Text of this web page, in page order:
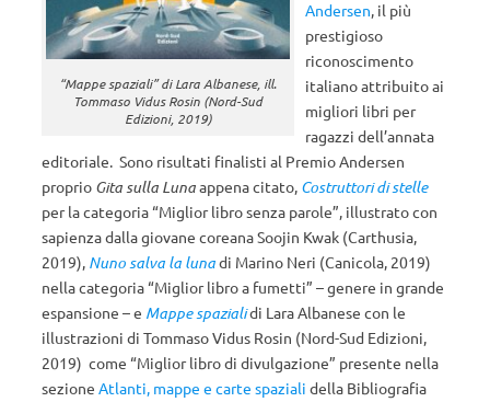
“Mappe spaziali” di Lara Albanese, ill.
Tommaso Vidus Rosin (Nord-Sud
Edizioni, 2019)
Andersen, il più
prestigioso
riconoscimento
italiano attribuito ai
migliori libri per
ragazzi dell’annata
editoriale. Sono risultati finalisti al Premio Andersen
proprio Gita sulla Lunaappena citato, Costruttori di stelle
per la categoria “Miglior libro senza parole”, illustrato con
sapienza dalla giovane coreana Soojin Kwak (Carthusia,
2019), Nuno salva la lunadi Marino Neri (Canicola, 2019)
nella categoria “Miglior libro a fumetti” – genere in grande
espansione – e Mappe spazialidi Lara Albanese con le
illustrazioni di Tommaso Vidus Rosin (Nord-Sud Edizioni,
2019) come “Miglior libro di divulgazione” presente nella
sezione Atlanti, mappe e carte spaziali della Bibliografia